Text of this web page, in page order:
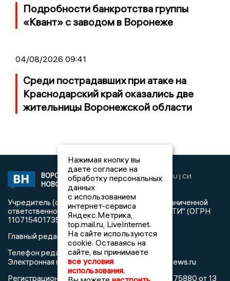
Подробности банкротства группы
«Квант» с заводом в Воронеже
04/08/2026 09:41
Среди пострадавших при атаке на
Краснодарский край оказались две
жительницы Воронежской области
ВОРОНЕЖСКИЕ
НОВОСТИ
2019 © VORONEZHNEWS.RU | СИ
«Воронежские новости»
Учредитель (соучредители): Общество с ограниченной
ответственностью "РЕГИОНАЛЬНЫЕ НОВОСТИ" (ОГРН
1107154017354)
Главный редактор: Пирогов А.А.
Телефон редакции: +7 (473) 262 77 92
Электронная почта редакции:
info@voronezhnews.ru
Регистрационный номер: серия Эл № ФС 77 - 75880 от 13
Нажимая кнопку вы
даете согласие на
обработку персональных
данных
с использованием
интернет-сервиса
Яндекс.Метрика,
top.mail.ru, LiveInternet.
На сайте используются
cookie. Оставаясь на
сайте, вы принимаете
все условия
использования.